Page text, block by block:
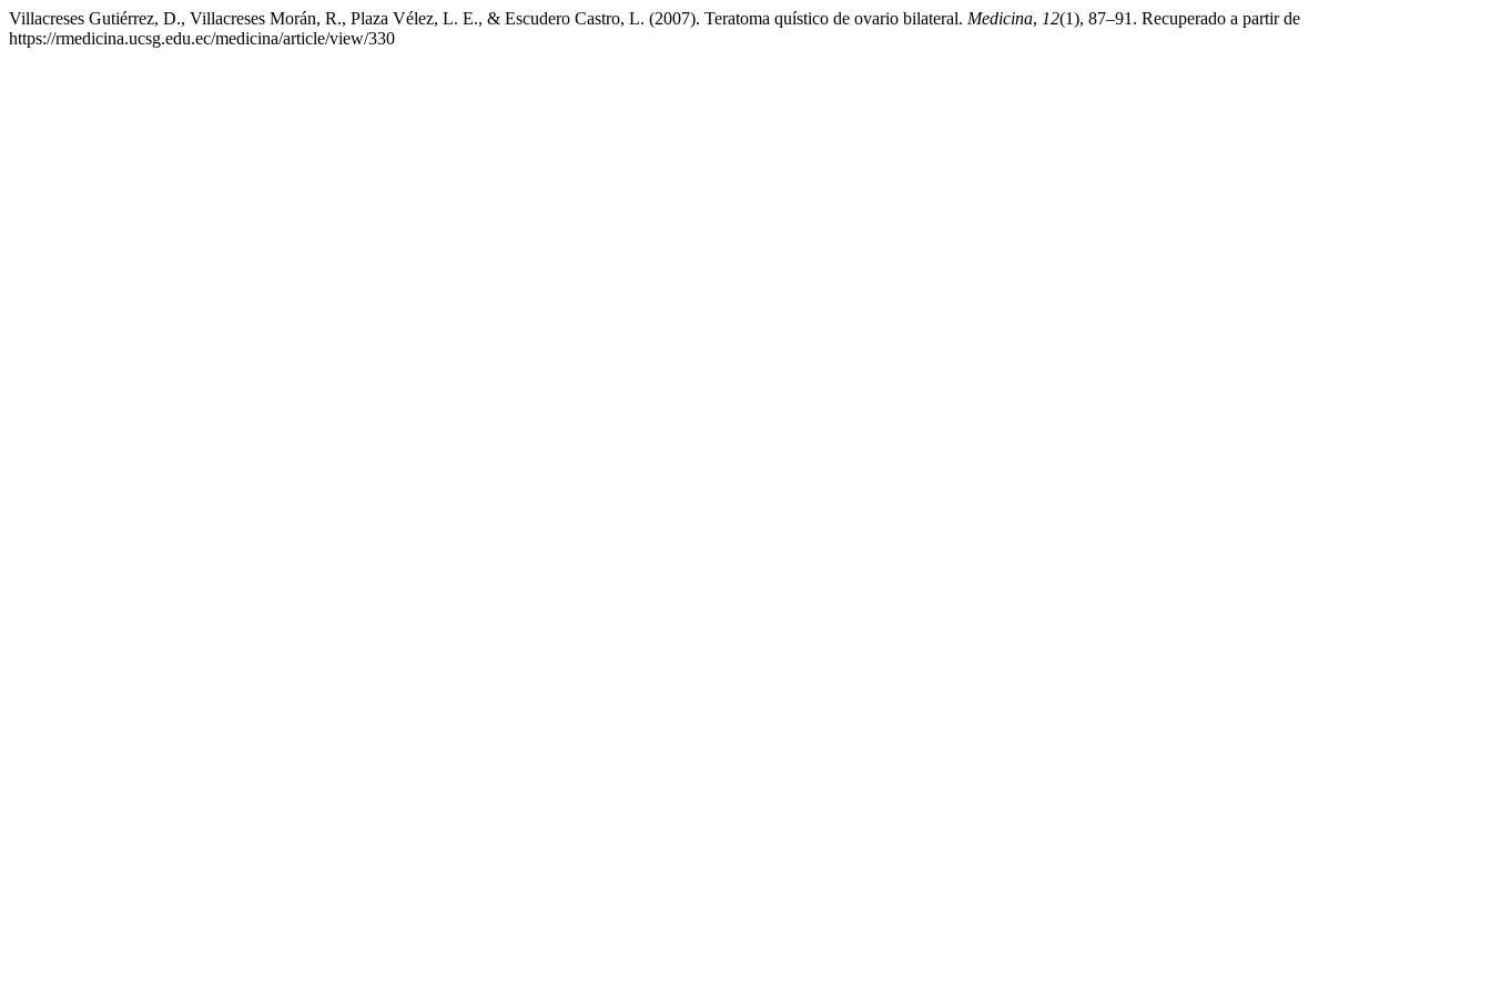
Villacreses Gutiérrez, D., Villacreses Morán, R., Plaza Vélez, L. E., & Escudero Castro, L. (2007). Teratoma quístico de ovario bilateral. Medicina, 12(1), 87–91. Recuperado a partir de
https://rmedicina.ucsg.edu.ec/medicina/article/view/330